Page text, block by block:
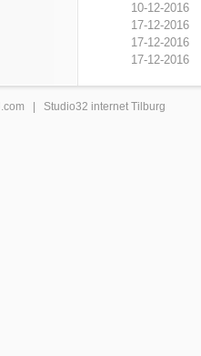
10-12-2016
17-12-2016
17-12-2016
17-12-2016
.com | Studio32 internet Tilburg